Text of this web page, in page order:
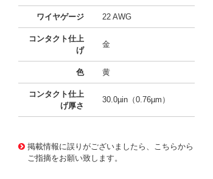
ワイヤゲージ 22 AWG
コンタクト仕上
げ
金
色 黄
コンタクト仕上
げ厚さ
30.0µin（0.76µm）
掲載情報に誤りがございましたら、こちらから
ご指摘をお願い致します。